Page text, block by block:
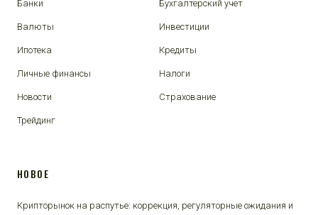
Банки Бухгалтерский учет
Валюты Инвестиции
Ипотека Кредиты
Личные финансы Налоги
Новости Страхование
Трейдинг
НОВОЕ
Крипторынок на распутье: коррекция, регуляторные ожидания и